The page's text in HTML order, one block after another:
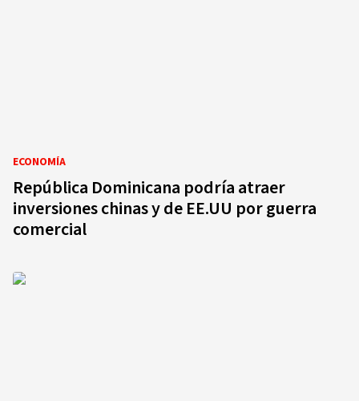
ECONOMÍA
República Dominicana podría atraer
inversiones chinas y de EE.UU por guerra
comercial